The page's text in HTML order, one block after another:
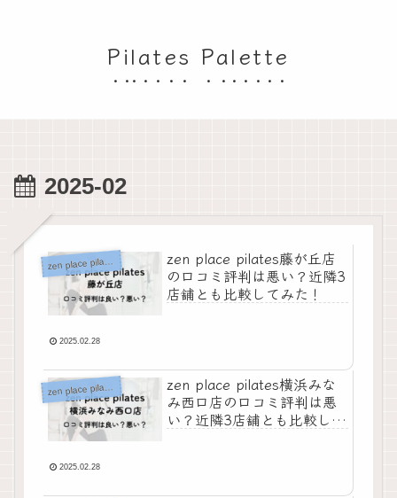
Pilates Palette
2025-02
z
en place pilates
zen place pilates藤が丘店
の口コミ評判は悪い？近隣3
店舗とも比較してみた！
2025.02.28
z
en place pilates
zen place pilates横浜みな
み西口店の口コミ評判は悪
い？近隣3店舗とも比較して
2025.02.28